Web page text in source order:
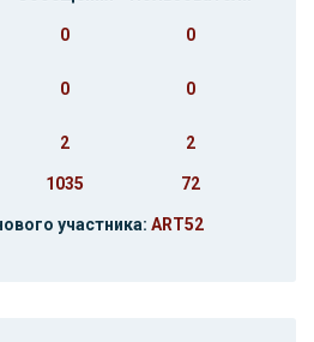
0 0
0 0
2 2
1035 72
участника: ART52